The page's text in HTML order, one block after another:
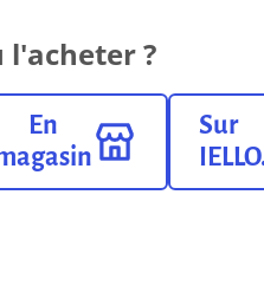
0.00 o Format pdf
l'acheter ?
En
Sur